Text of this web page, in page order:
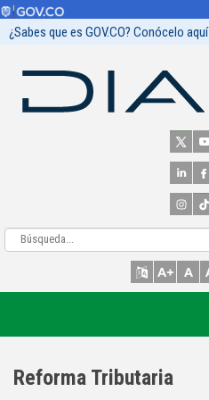
¿Sabes que es GOV.CO? Conócelo aquí
Reforma Tributaria